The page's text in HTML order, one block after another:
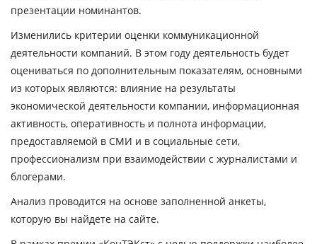
презентации номинантов.
Изменились критерии оценки коммуникационной
деятельности компаний. В этом году деятельность будет
оцениваться по дополнительным показателям, основными
из которых являются: влияние на результаты
экономической деятельности компании, информационная
активность, оперативность и полнота информации,
предоставляемой в СМИ и в социальные сети,
профессионализм при взаимодействии с журналистами и
блогерами.
Анализ проводится на основе заполненной анкеты,
которую вы найдете на сайте.